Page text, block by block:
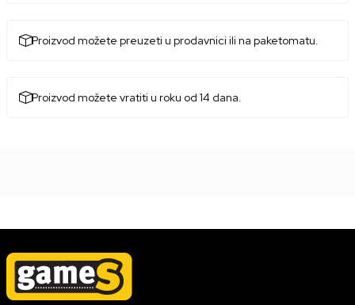
Proizvod možete preuzeti u prodavnici ili na paketomatu.
Proizvod možete vratiti u roku od 14 dana.